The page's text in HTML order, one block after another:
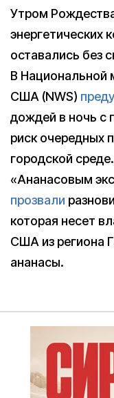
Утром
энергетических
оставались без
В Национальной
США (NWS)
дождей в ночь с
риск очередных
городской среде.
«Ананасовым
прозвали
которая несет
США из региона
ананасы.